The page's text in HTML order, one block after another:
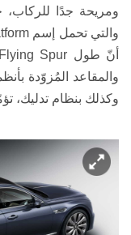
ومريحة جدًا للركاب،
والتي تحمل إسم
أنّ طول Flying Spur
والمقاعد المُزوّدة
وكذلك بنظام تدليك،